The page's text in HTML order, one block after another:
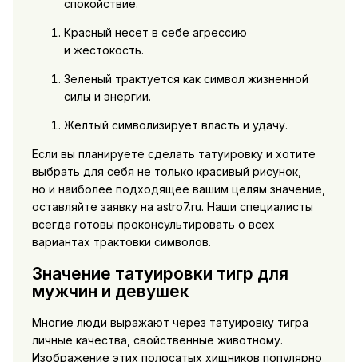
спокойствие.
Красный несет в себе агрессию
и жестокость.
Зеленый трактуется как символ жизненной
силы и энергии.
Желтый символизирует власть и удачу.
Если вы планируете сделать татуировку и хотите
выбрать для себя не только красивый рисунок,
но и наиболее подходящее вашим целям значение,
оставляйте заявку на astro7.ru. Наши специалисты
всегда готовы проконсультировать о всех
вариантах трактовки символов.
Значение татуировки тигр для
мужчин и девушек
Многие люди выражают через татуировку тигра
личные качества, свойственные животному.
Изображение этих полосатых хищников популярно